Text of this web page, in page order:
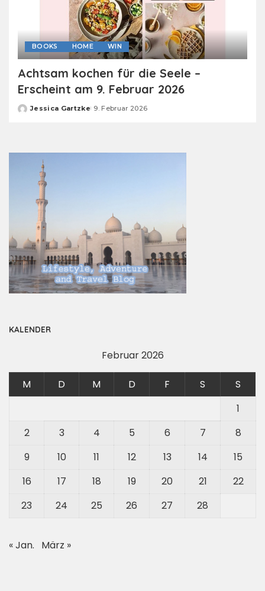
BOOKS HOME WIN
Achtsam kochen für die Seele –
Erscheint am 9. Februar 2026
Posted
Jessica Gartzke 9. Februar 2026
KALENDER
Februar 2026
M D M D F S
S
1
2
3 4 5 6 7
8
9
10 11 12 13 14
15
16
17 18 19 20 21
22
23
24 25 26 27 28
« Jan. März »